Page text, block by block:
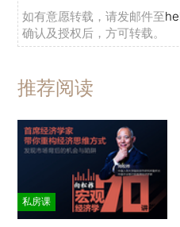
如有意愿转载，请发邮件至
确认及授权后，方可转载。
推荐阅读
私房课